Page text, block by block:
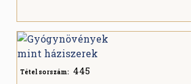
Tétel sorszám: 445